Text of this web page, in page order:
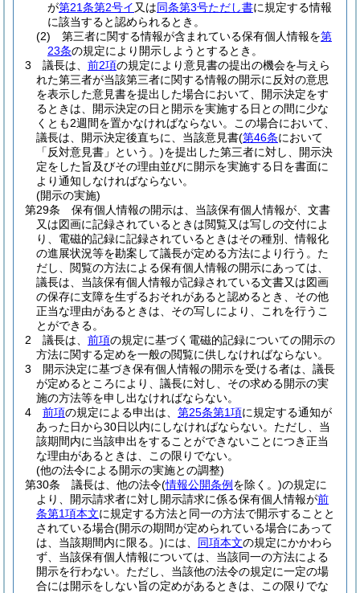
が第21条第2号イ 又は同条第3号ただし書に規定する情報
に該当すると認められるとき。
(2)
第三者に関する情報が含まれている保有個人情報を第
23条の規定により開示しようとするとき。
3
議長は、 前2項の規定により意見書の提出の機会を与えら
れた第三者が当該第三者に関する情報の開示に反対の意思
を表示した意見書を提出した場合において、開示決定をす
るときは、開示決定の日と開示を実施する日との間に少な
くとも2週間を置かなければならない。
この場合において、
議長は、開示決定後直ちに、当該意見書(第46条において
「反対意見書」という。)を提出した第三者に対し、開示決
定をした旨及びその理由並びに開示を実施する日を書面に
より通知しなければならない。
(開示の実施)
第29条
保有個人情報の開示は、当該保有個人情報が、文書
又は図画に記録されているときは閲覧又は写しの交付によ
り、電磁的記録に記録されているときはその種別、情報化
の進展状況等を勘案して議長が定める方法により行う。 た
だし、閲覧の方法による保有個人情報の開示にあっては、
議長は、当該保有個人情報が記録されている文書又は図画
の保存に支障を生ずるおそれがあると認めるとき、その他
正当な理由があるときは、その写しにより、これを行うこ
とができる。
2
議長は、 前項の規定に基づく電磁的記録についての開示の
方法に関する定めを一般の閲覧に供しなければならない。
3
開示決定に基づき保有個人情報の開示を受ける者は、議長
が定めるところにより、議長に対し、その求める開示の実
施の方法等を申し出なければならない。
4
前項の規定による申出は、 第25条第1項に規定する通知が
あった日から30日以内にしなければならない。 ただし、当
該期間内に当該申出をすることができないことにつき正当
な理由があるときは、この限りでない。
(他の法令による開示の実施との調整)
第30条
議長は、他の法令(情報公開条例 を除く。)の規定に
より、開示請求者に対し開示請求に係る保有個人情報が前
条第1項本文に規定する方法と同一の方法で開示することと
されている場合(開示の期間が定められている場合にあって
は、当該期間内に限る。)には、 同項本文の規定にかかわら
ず、当該保有個人情報については、当該同一の方法による
開示を行わない。 ただし、当該他の法令の規定に一定の場
合には開示をしない旨の定めがあるときは、この限りでな